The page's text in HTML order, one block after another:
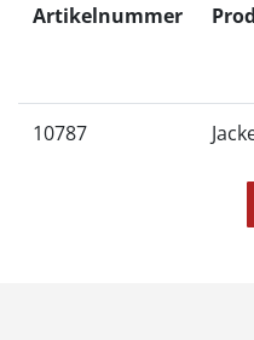
Artikelnummer
10787